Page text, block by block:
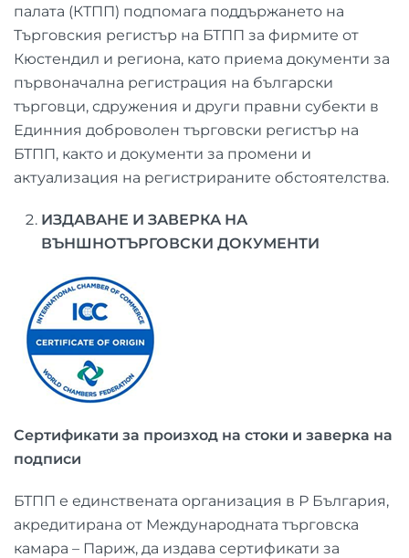
палата (КТПП) подпомага поддържането на
Търговския регистър на БТПП за фирмите от
Кюстендил и региона, като приема документи за
първоначална регистрация на български
търговци, сдружения и други правни субекти в
Единния доброволен търговски регистър на
БТПП, както и документи за промени и
актуализация на регистрираните обстоятелства.
ИЗДАВАНЕ И ЗАВЕРКА НА
ВЪНШНОТЪРГОВСКИ ДОКУМЕНТИ
Сертификати за произход на стоки и заверка на
подписи
БТПП е единствената организация в Р България,
акредитирана от Международната търговска
камара – Париж, да издава сертификати за